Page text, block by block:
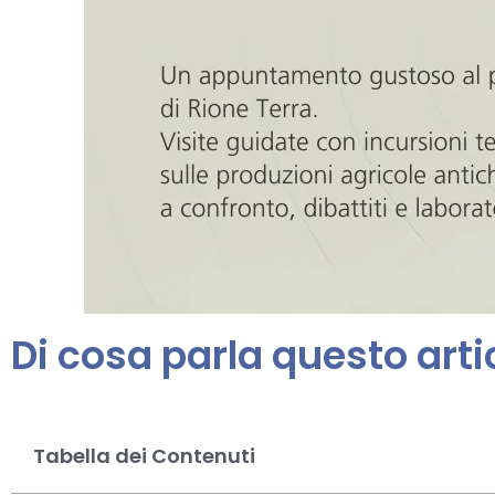
Di cosa parla questo
Tabella dei Contenuti